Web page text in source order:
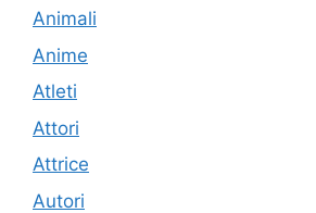
Animali
Anime
Atleti
Attori
Attrice
Autori